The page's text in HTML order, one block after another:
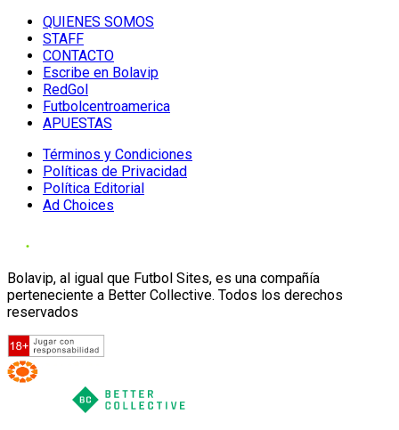
QUIENES SOMOS
STAFF
CONTACTO
Escribe en Bolavip
RedGol
Futbolcentroamerica
APUESTAS
Términos y Condiciones
Políticas de Privacidad
Política Editorial
Ad Choices
Bolavip, al igual que Futbol Sites, es una compañía
perteneciente a Better Collective. Todos los derechos
reservados